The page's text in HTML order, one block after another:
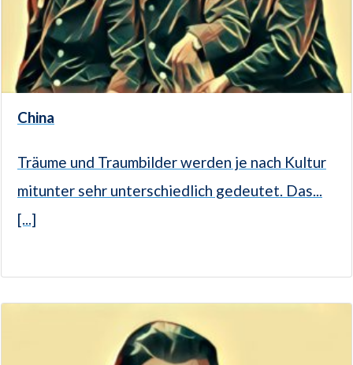
China
Träume und Traumbilder werden je nach Kultur
mitunter sehr unterschiedlich gedeutet. Das...
[...]